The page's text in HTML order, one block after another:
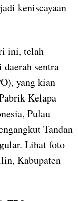
keniscayaan
ini, telah
daerah sentra
yang kian
Kelapa
Pulau
Tandan
Lihat foto
Kabupaten